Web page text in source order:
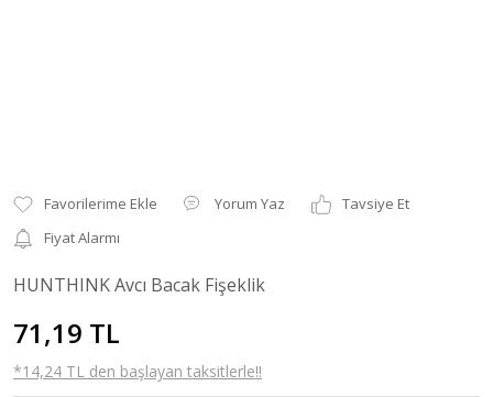
Yorum Yaz
Tavsiye Et
Fiyat Alarmı
HUNTHINK Avcı Bacak Fişeklik
71,19 TL
*14,24 TL den başlayan taksitlerle!!